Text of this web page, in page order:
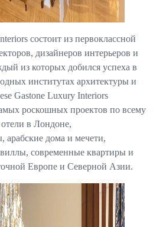
состоит из первоклассной
дизайнеров интерьеров и
из которых добился успеха в
институтах архитектуры и
Gastone Luxury Interiors
роскошных проектов по всему
в Лондоне,
дома и мечети,
современные квартиры и
Европе и Северной Азии.